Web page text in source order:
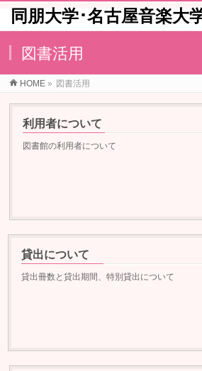
同朋大学･名古屋音楽大
図書活用
HOME » 図書活用
利用者について
図書館の利用者について
貸出について
貸出冊数と貸出期間、特別貸出について